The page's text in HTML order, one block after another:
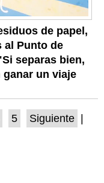
de papel,
al Punto de
separas bien,
un viaje
5 Siguiente |